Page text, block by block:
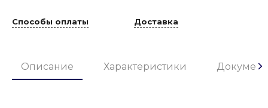
Способы оплаты Доставка
Описание Характеристики